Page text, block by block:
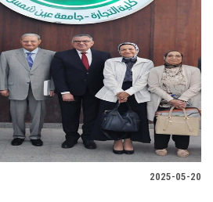
2025-05-20